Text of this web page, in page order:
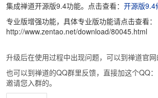
集成禅道开源版9.4功能。点击查看： 开源版9.4
专业版增强功能，具体专业版功能请点击查看：
http://www.zentao.net/download/80045.html
升级后在使用过程中出现问题，可以到禅道官网
也可以到禅道的QQ群里反馈，直接加这个QQ
邀请您入群的。